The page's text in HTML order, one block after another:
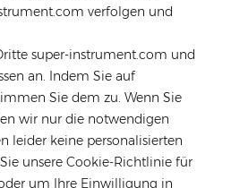
verfolgen und
super-instrument.com und
an. Indem Sie auf
Sie dem zu. Wenn Sie
wir nur die notwendigen
leider keine personalisierten
unsere Cookie-Richtlinie für
um Ihre Einwilligung in
müheloser Installation und